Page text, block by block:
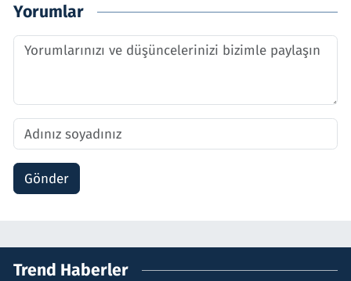
Yorumlar
Gönder
Trend Haberler